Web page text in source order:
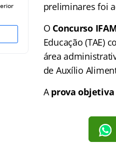
preliminares foi
O Concurso
Educação (TAE)
área
de Auxílio
Aprova objetiva